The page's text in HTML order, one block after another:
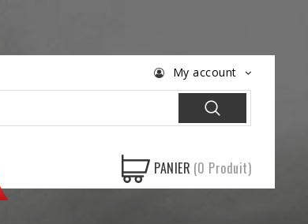
My account
PANIER (0 Produit)